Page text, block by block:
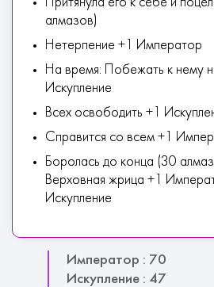
Притянула его к себе и
алмазов)
Нетерпение +1 Император
На время: Побежать к нему
Искупление
Всех освободить +1
Справится со всем +1
Боролась до конца (30
Верховная жрица +1
Искупление
Император : 70
Искупление : 47